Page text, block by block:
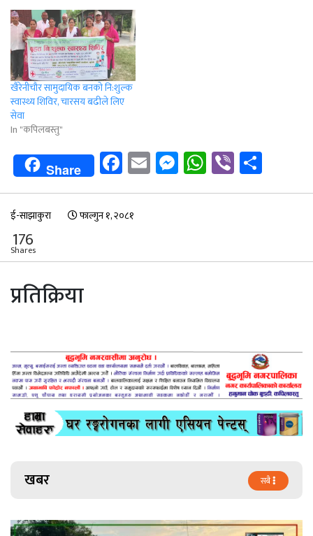
खैरेनीचाैर सामुदायिक बनकाे नि:शुल्क
स्वास्थ्य शिविर, चारसय बढीले लिए
सेवा
In "कपिलबस्तु"
Share Facebook
EmailMessenger
WhatsApp
Viber
ई-साझाकुरा फाल्गुन १, २०८१
176
Shares
प्रतिक्रिया
खबर सबै